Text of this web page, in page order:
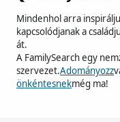
Mindenhol arra
kapcsolódjanak a
át.
A FamilySearch egy
szervezet.Adományozz
önkéntesnekmég ma!